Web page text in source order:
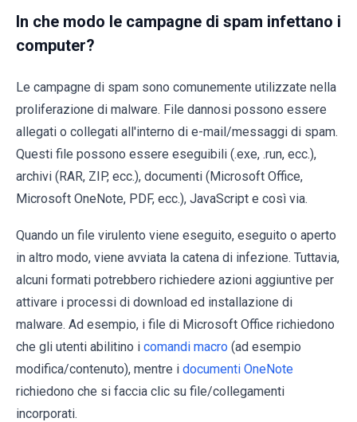
In che modo le campagne di spam infettano i
computer?
Le campagne di spam sono comunemente utilizzate nella
proliferazione di malware. File dannosi possono essere
allegati o collegati all'interno di e-mail/messaggi di spam.
Questi file possono essere eseguibili (.exe, .run, ecc.),
archivi (RAR, ZIP, ecc.), documenti (Microsoft Office,
Microsoft OneNote, PDF, ecc.), JavaScript e così via.
Quando un file virulento viene eseguito, eseguito o aperto
in altro modo, viene avviata la catena di infezione. Tuttavia,
alcuni formati potrebbero richiedere azioni aggiuntive per
attivare i processi di download ed installazione di
malware. Ad esempio, i file di Microsoft Office richiedono
che gli utenti abilitino i comandi macro (ad esempio
modifica/contenuto), mentre i documenti OneNote
richiedono che si faccia clic su file/collegamenti
incorporati.